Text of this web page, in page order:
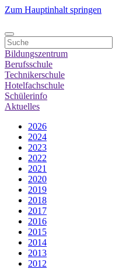
Zum Hauptinhalt springen
Bildungszentrum
Berufsschule
Technikerschule
Hotelfachschule
Schülerinfo
Aktuelles
2026
2024
2023
2022
2021
2020
2019
2018
2017
2016
2015
2014
2013
2012